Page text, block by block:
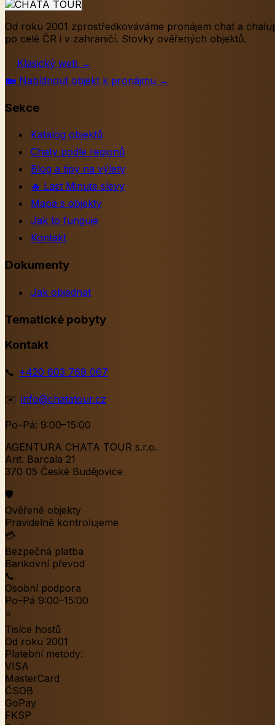
Od roku 2001 zprostředkováváme pronájem chat a
po celé ČR i v zahraničí. Stovky ověřených objektů.
Klasický web →
🏡 Nabídnout objekt k pronájmu →
Sekce
Katalog objektů
Chaty podle regionů
Blog a tipy na výlety
🔥 Last Minute slevy
Mapa s objekty
Jak to funguje
Kontakt
Dokumenty
Jak objednat
Tematické pobyty
Kontakt
📞 +420 603 769 067
✉️ info@chatatour.cz
Po–Pá: 9:00–15:00
AGENTURA CHATA TOUR s.r.o.
Ant. Barcala 21
370 05 České Budějovice
🛡️
Ověřené objekty
Pravidelně kontrolujeme
💳
Bezpečná platba
Bankovní převod
📞
Osobní podpora
Po–Pá 9:00–15:00
⭐
Tisíce hostů
Od roku 2001
Platební metody:
VISA
MasterCard
ČSOB
GoPay
FKSP